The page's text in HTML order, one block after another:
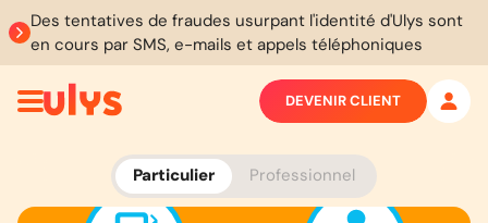
Des tentatives de fraudes usurpant l'identité d'Ulys sont
en cours par SMS, e-mails et appels téléphoniques
Particulier Professionnel
DEVENIR CLIENT